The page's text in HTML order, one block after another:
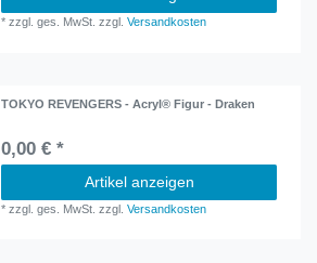
*zzgl. ges. MwSt. zzgl.Versandkosten
TOKYO REVENGERS - Acryl® Figur - Draken
0,00 € *
Artikel anzeigen
*zzgl. ges. MwSt. zzgl.Versandkosten